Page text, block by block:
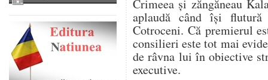
Crimeea și zăngăneau
aplaudă când își flutură
Cotroceni. Că premierul
consilieri este tot mai
de râvna lui în obiective
executive.